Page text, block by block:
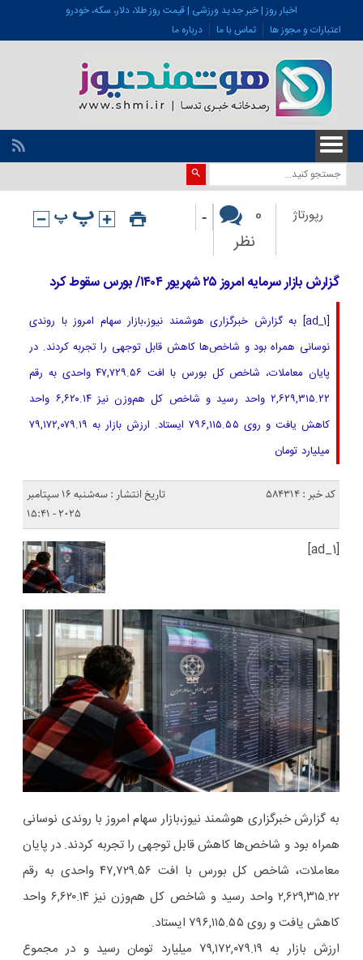
اخبار روز | خبر جدید ورزشی | قیمت روز طلا، دلار، سکه، خودرو
اعتبارات و مجوز ها
تماس با ما درباره ما
رپورتاژ
0
نظر
-
گزارش بازار سرمایه امروز ۲۵ شهریور ۱۴۰۴/ بورس سقوط کرد
[ad_1] به گزارش خبرگزاری هوشمند نیوز،بازار سهام امروز با روندی
نوسانی همراه بود و شاخص‌ها کاهش قابل توجهی را تجربه کردند. در
پایان معاملات، شاخص کل بورس با افت ۴۷,۷۲۹.۵۶ واحدی به رقم
۲,۶۲۹,۳۱۵.۲۲ واحد رسید و شاخص کل هم‌وزن نیز ۶,۶۲۰.۱۴ واحد
کاهش یافت و روی ۷۹۶,۱۱۵.۵۵ ایستاد. ارزش بازار به ۷۹,۱۷۲,۰۷۹.۱۹
میلیارد تومان
کد خبر : 584314
تاریخ انتشار : سه‌شنبه 16 سپتامبر
2025 - 15:41
[ad_1]
به گزارش خبرگزاری هوشمند نیوز،بازار سهام امروز با روندی نوسانی
همراه بود و شاخص‌ها کاهش قابل توجهی را تجربه کردند. در پایان
معاملات، شاخص کل بورس با افت ۴۷,۷۲۹.۵۶ واحدی به رقم
۲,۶۲۹,۳۱۵.۲۲ واحد رسید و شاخص کل هم‌وزن نیز ۶,۶۲۰.۱۴ واحد
کاهش یافت و روی ۷۹۶,۱۱۵.۵۵ ایستاد.
ارزش بازار به ۷۹,۱۷۲,۰۷۹.۱۹ میلیارد تومان رسید و در مجموع